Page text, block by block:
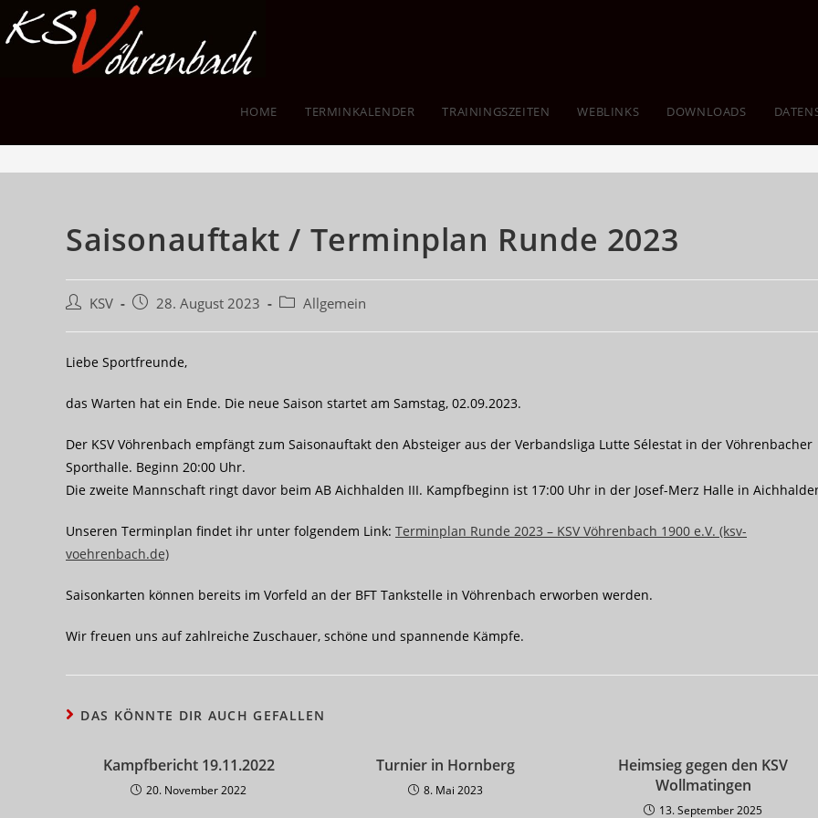
Zum
Inhalt
HOME TERMINKALENDER TRAININGSZEITEN WEBLINKS DOWNLOADS
Saisonauftakt / Terminplan Runde 2023
Beitrags-
KSV
Beitrag28. August 2023
Beitrags-
Allgemein
Liebe Sportfreunde,
das Warten hat ein Ende. Die neue Saison startet am Samstag, 02.09.2023.
Der KSV Vöhrenbach empfängt zum Saisonauftakt den Absteiger aus der Verbandsliga Lutte Sélestat in der Vöhrenbacher
Sporthalle. Beginn 20:00 Uhr.
Die zweite Mannschaft ringt davor beim AB Aichhalden III. Kampfbeginn ist 17:00 Uhr in der Josef-Merz Halle in
Unseren Terminplan findet ihr unter folgendem Link: Terminplan Runde 2023 – KSV Vöhrenbach 1900 e.V. (ksv-
voehrenbach.de)
Saisonkarten können bereits im Vorfeld an der BFT Tankstelle in Vöhrenbach erworben werden.
Wir freuen uns auf zahlreiche Zuschauer, schöne und spannende Kämpfe.
DAS KÖNNTE DIR AUCH GEFALLEN
Kampfbericht 19.11.2022
20. November 2022
Turnier in Hornberg
8. Mai 2023
Heimsieg gegen den KSV
Wollmatingen
13. September 2025